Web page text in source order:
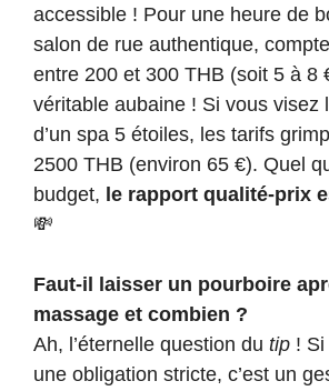
accessible ! Pour une heure de
salon de rue authentique,
entre 200 et 300 THB (soit 5 à 8
véritable aubaine ! Si vous visez
d’un spa 5 étoiles, les tarifs
2500 THB (environ 65 €). Quel
budget, le rapport qualité-prix
💸
Faut-il laisser un pourboire
massage et combien ?
Ah, l’éternelle question du tip ! Si
une obligation stricte, c’est un